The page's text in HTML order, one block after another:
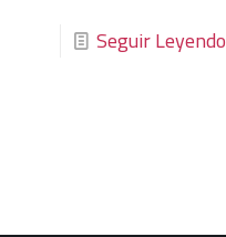
Seguir Leyendo